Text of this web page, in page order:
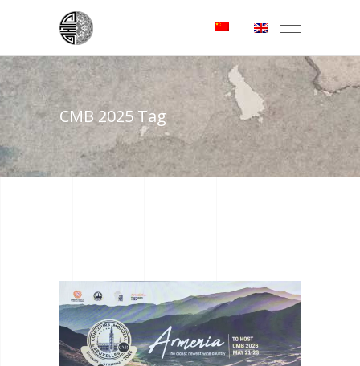
CMB 2025 Tag